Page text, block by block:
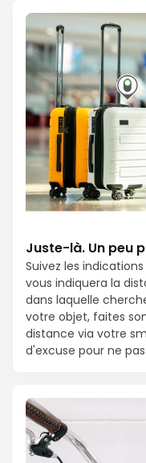
Juste-là. Un peu
Suivez les
vous indiquera la
dans laquelle
votre objet, faites
distance via votre
d'excuse pour ne